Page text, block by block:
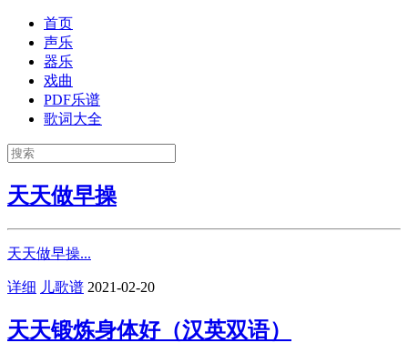
首页
声乐
器乐
戏曲
PDF乐谱
歌词大全
天天做早操
天天做早操...
详细 儿歌谱 2021-02-20
天天锻炼身体好（汉英双语）